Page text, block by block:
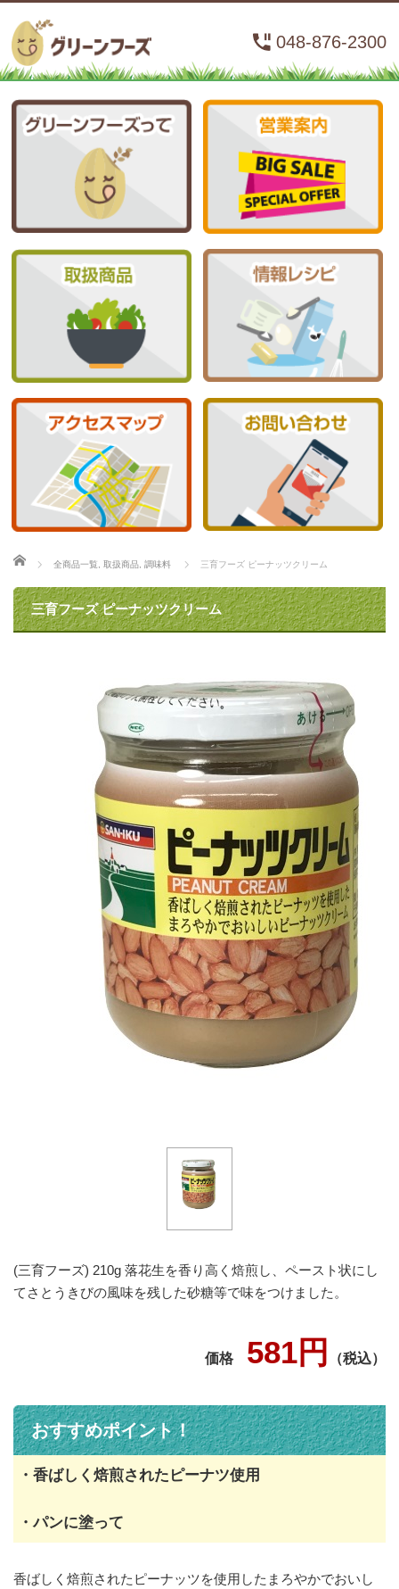
048-876-2300
ホーム
全商品一覧 取扱商品 調味料 三育フーズ ピーナッツクリーム
三育フーズ ピーナッツクリーム
(三育フーズ) 210g 落花生を香り高く焙煎し、ペースト状にし
てさとうきびの風味を残した砂糖等で味をつけました。
価格 581円 （税込）
おすすめポイント！
・香ばしく焙煎されたピーナツ使用
・パンに塗って
香ばしく焙煎されたピーナッツを使用したまろやかでおいし